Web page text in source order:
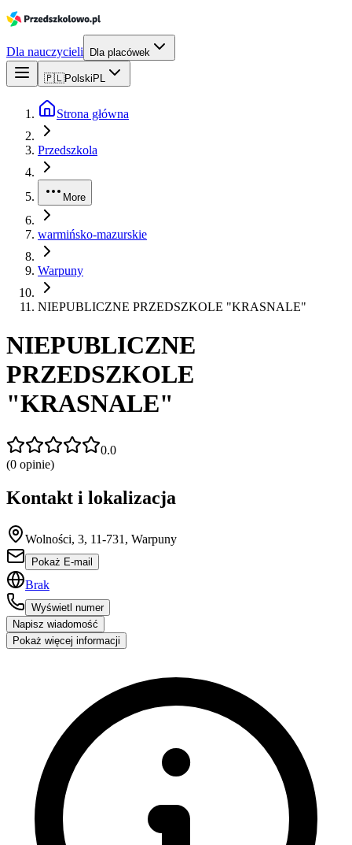
Dla nauczycieli Dla placówek
🇵🇱Polski PL
Strona główna
Przedszkola
More
warmińsko-mazurskie
Warpuny
NIEPUBLICZNE PRZEDSZKOLE "KRASNALE"
NIEPUBLICZNE
PRZEDSZKOLE
"KRASNALE"
0.0
(0 opinie)
Kontakt i lokalizacja
Wolności, 3, 11-731, Warpuny
Pokaż E-mail
Brak
Wyświetl numer
Napisz wiadomość
Pokaż więcej informacji